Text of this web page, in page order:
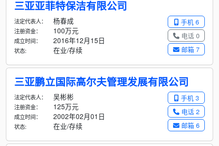
三亚亚菲特保洁有限公司
手机 6
电话 0
邮箱 7
法定代表人： 杨春成
注册资金： 100万元
成立时间： 2016年12月15日
状态: 在业/存续
三亚鹏立国际高尔夫管理发展有限公司
手机 3
电话 2
邮箱 6
法定代表人： 吴彬彬
注册资金： 125万元
成立时间： 2002年02月01日
状态: 在业/存续